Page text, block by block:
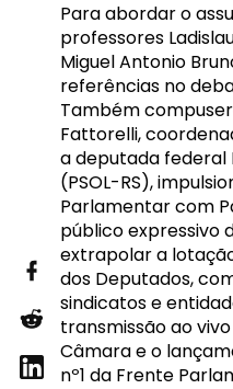
Para abordar o
professores
Miguel Antonio
referências no
Também
Fattorelli,
a deputada federal
(PSOL-RS),
Parlamentar com
público expressivo
extrapolar a
dos Deputados,
sindicatos e
transmissão ao
Câmara e o
nº1 da Frente